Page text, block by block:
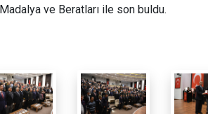
ve Beratları ile son buldu.